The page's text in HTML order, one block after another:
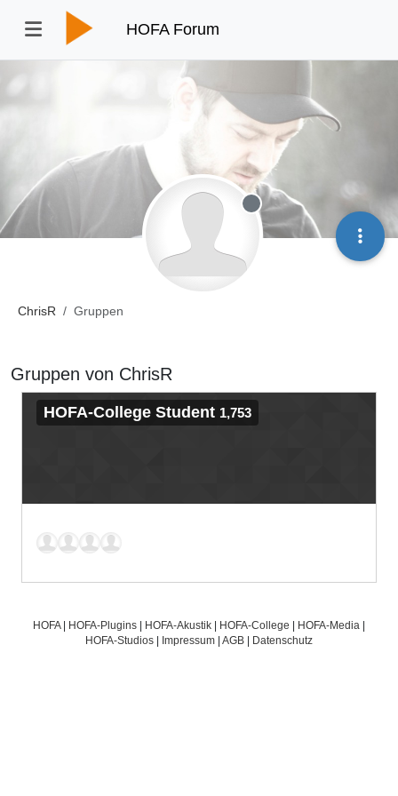
HOFA Forum
ChrisR Gruppen
Offline
Gruppen von ChrisR
HOFA-College Student 1,753
HOFA| HOFA-Plugins HOFA-Akustik HOFA-College HOFA-Media
HOFA-Studios
Impressum AGB Datenschutz